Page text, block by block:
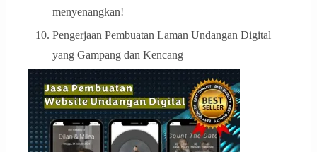
menyenangkan!
Pengerjaan Pembuatan Laman Undangan Digital
yang Gampang dan Kencang